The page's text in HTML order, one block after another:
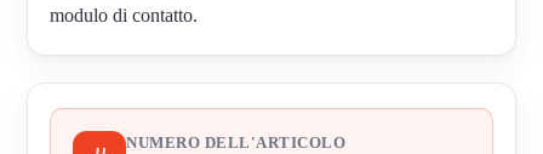
modulo di contatto.
NUMERO DELL'ARTICOLO